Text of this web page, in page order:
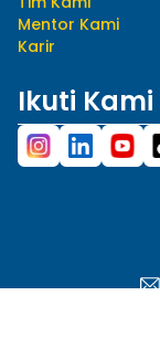
Mentor Kami
Karir
Ikuti Kami